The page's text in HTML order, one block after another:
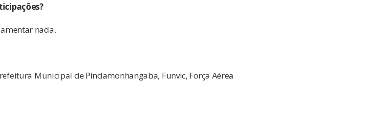
nada.
Municipal de Pindamonhangaba, Funvic, Força Aérea